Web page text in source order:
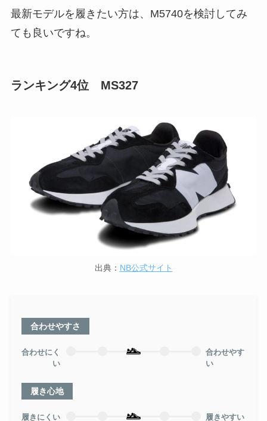
最新モデルを履きたい方は、M5740を検討してみ
ても良いですね。
ランキング4位 MS327
出典： NB公式サイト
合わせやすさ
合わせにく
い
合わせやす
い
履き心地
履きにくい 履きやすい